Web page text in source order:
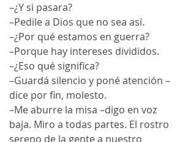
–¿Y si pasara?
–Pedile a Dios que no sea así.
–¿Por qué estamos en guerra?
–Porque hay intereses divididos.
–¿Eso qué significa?
–Guardá silencio y poné atención –
dice por fin, molesto.
–Me aburre la misa –digo en voz
baja. Miro a todas partes. El rostro
sereno de la gente a nuestro